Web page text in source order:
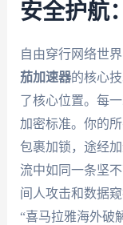
安全护航
自由穿行网络世
茄加速器的核心
了核心位置。每
加密标准。你的
包裹加锁，途经
流中如同一条坚
间人攻击和数据
“喜马拉雅海外破